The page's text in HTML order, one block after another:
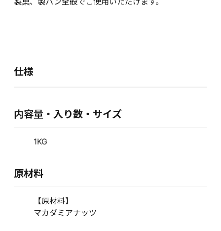
仕様
内容量・入り数・サイズ
1KG
原材料
【原材料】
マカダミアナッツ